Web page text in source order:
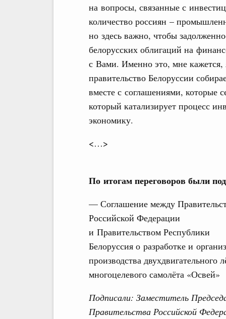
на вопросы, связанные с
количество россиян –
но здесь важно, чтобы
белорусских облигаций на
с Вами. Именно это, мне
правительство Белоруссии
вместе с соглашениями, которые
который катализирует процесс
экономику.
<…>
По итогам переговоров были
— Соглашение между
Российской Федерации
и Правительством Республики
Белоруссия о разработке и
производства двухдвигательного
многоцелевого самолёта «Освей»
Подписали: Заместитель
Правительства Российской